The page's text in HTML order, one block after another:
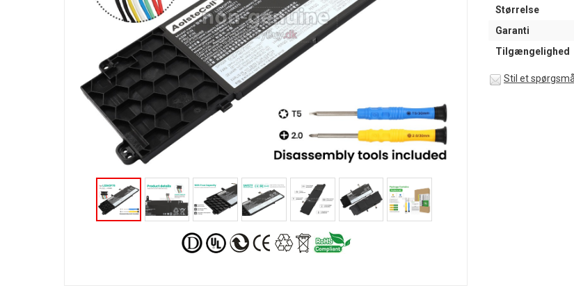
Størrelse
Garanti
Tilgængelighed
Stil et spørgsmål